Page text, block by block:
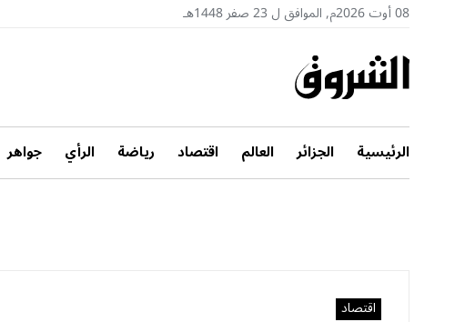
08 أوت 2026م, الموافق ل 23 صفر 1448هـ
الرئيسية الجزائر العالم اقتصاد رياضة الرأي جواهر
اقتصاد